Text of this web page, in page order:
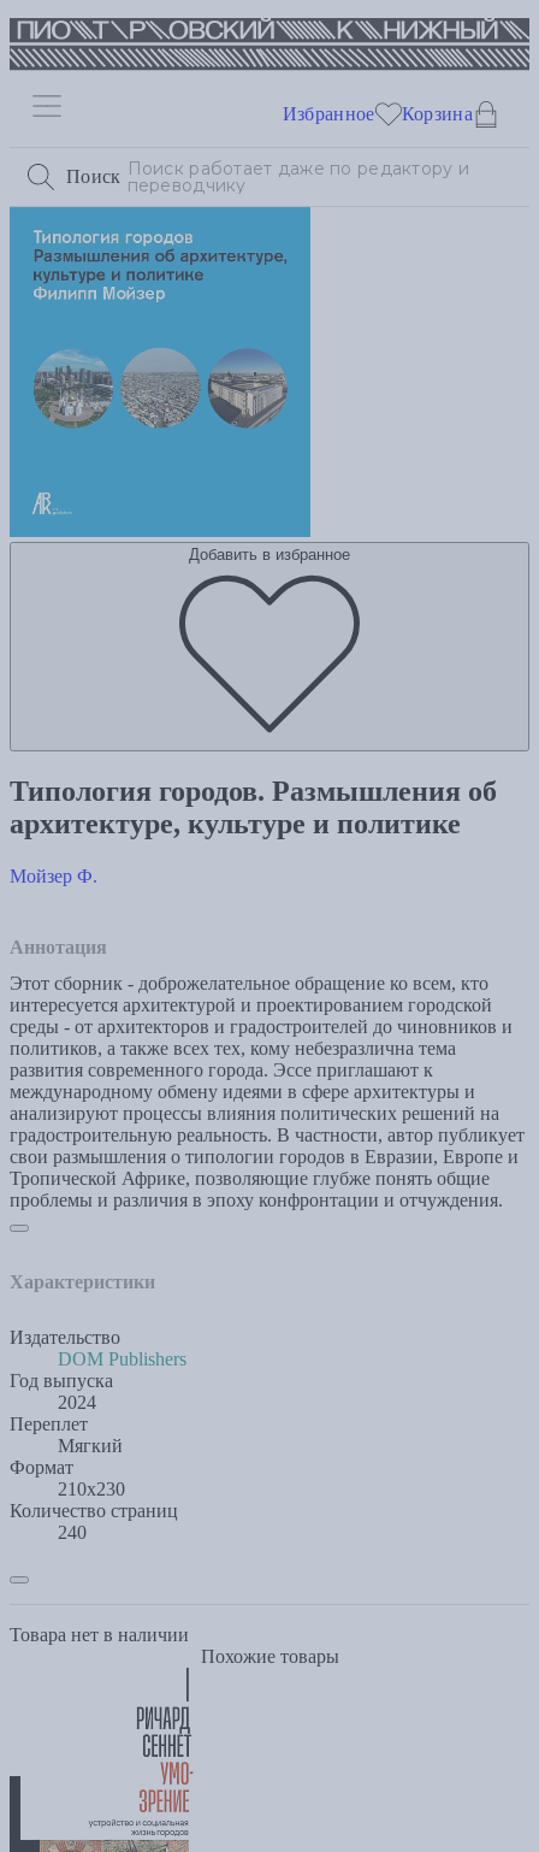
Поиск
Избранное Корзина
Добавить в избранное
Типология городов. Размышления об
архитектуре, культуре и политике
Мойзер Ф.
Аннотация
Этот сборник - доброжелательное обращение ко всем, кто
интересуется архитектурой и проектированием городской
среды - от архитекторов и градостроителей до чиновников и
политиков, а также всех тех, кому небезразлична тема
развития современного города. Эссе приглашают к
международному обмену идеями в сфере архитектуры и
анализируют процессы влияния политических решений на
градостроительную реальность. В частности, автор публикует
свои размышления о типологии городов в Евразии, Европе и
Тропической Африке, позволяющие глубже понять общие
проблемы и различия в эпоху конфронтации и отчуждения.
Характеристики
Издательство
DOM Publishers
Год выпуска
2024
Переплет
Мягкий
Формат
210x230
Количество страниц
240
Товара нет в наличии
Похожие товары